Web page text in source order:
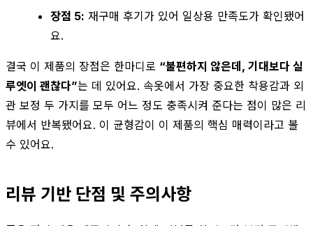
장점 5: 재구매 후기가 있어 일상용 만족도가 확인됐어
요.
결국 이 제품의 장점은 한마디로 “불편하지 않은데, 기대보다 실
루엣이 괜찮다”는 데 있어요. 속옷에서 가장 중요한 착용감과 외
관 보정 두 가지를 모두 어느 정도 충족시켜 준다는 점이 많은 리
뷰에서 반복됐어요. 이 균형감이 이 제품의 핵심 매력이라고 볼
수 있어요.
리뷰 기반 단점 및 주의사항